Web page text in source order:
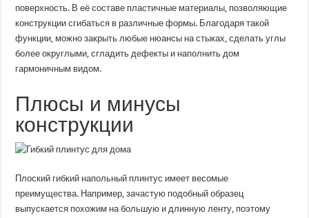
поверхность. В её составе пластичные материалы, позволяющие
конструкции сгибаться в различные формы. Благодаря такой
функции, можно закрыть любые нюансы на стыках, сделать углы
более округлыми, сгладить дефекты и наполнить дом
гармоничным видом.
Плюсы и минусы
конструкции
Плоский гибкий напольный плинтус имеет весомые
преимущества. Например, зачастую подобный образец
выпускается похожим на большую и длинную ленту, поэтому